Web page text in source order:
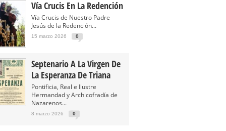
Vía Crucis En La Redención
Vía Crucis de Nuestro Padre
Jesús de la Redención...
15 marzo 2026 0
Septenario A La Virgen De
La Esperanza De Triana
Pontificia, Real e Ilustre
Hermandad y Archicofradía de
Nazarenos...
8 marzo 2026 0